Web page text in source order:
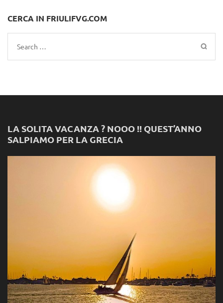
CERCA IN FRIULIFVG.COM
Search
for:
LA SOLITA VACANZA ? NOOO !! QUEST’ANNO
SALPIAMO PER LA GRECIA